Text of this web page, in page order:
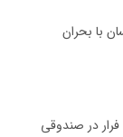
با بحران
فرار در صندوقی